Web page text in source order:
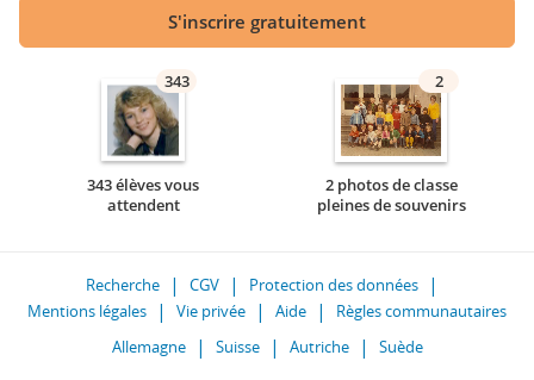
S'inscrire gratuitement
343
343 élèves vous
attendent
2
2 photos de classe
pleines de souvenirs
Recherche CGV
Protection des données
Mentions légales
Vie privée Aide
Règles communautaires
Allemagne
Suisse Autriche Suède